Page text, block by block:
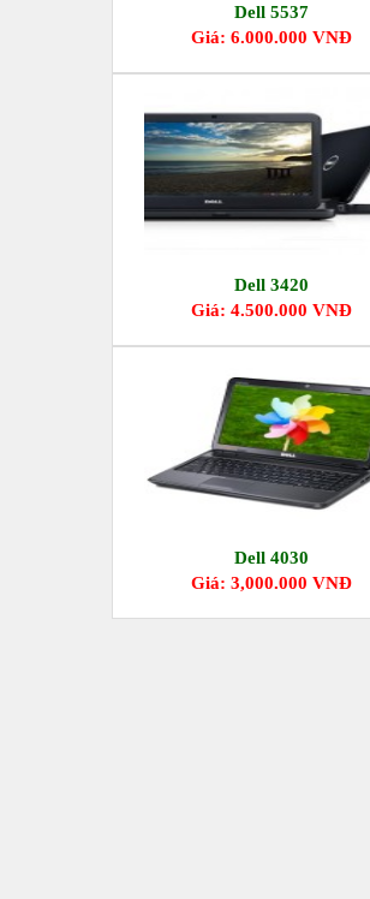
Dell 5537
Giá: 6.000.000 VNĐ
Dell 3420
Giá: 4.500.000 VNĐ
Dell 4030
Giá: 3,000.000 VNĐ